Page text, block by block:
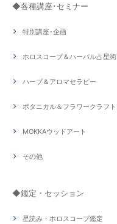
◆各種講座･セミナー
特別講座･企画
ホロスコープ＆ハーバル占星術
ハーブ＆アロマセラピー
ボタニカル＆フラワークラフト
MOKKAウッドアート
その他
◆鑑定・セッション
星読み・ホロスコープ鑑定